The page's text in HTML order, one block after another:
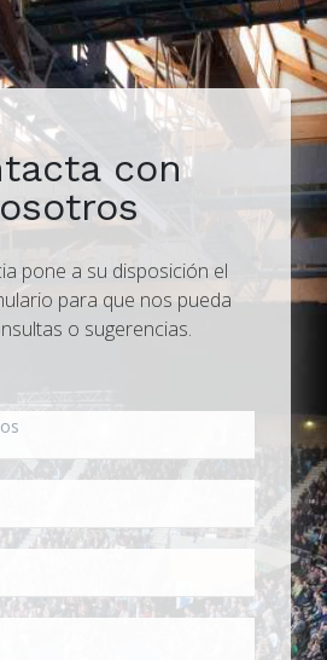
con
pone a su disposición el
para que nos pueda
o sugerencias.